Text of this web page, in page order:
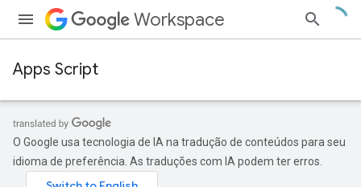
Workspace
Apps Script
O Google usa tecnologia de IA na tradução de conteúdos para seu
idioma de preferência. As traduções com IA podem ter erros.